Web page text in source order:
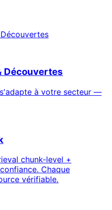
Découvertes
à votre secteur —
chunk-level +
Chaque
vérifiable.